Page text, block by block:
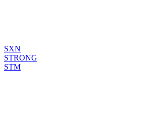
SXN
STRONG
STM